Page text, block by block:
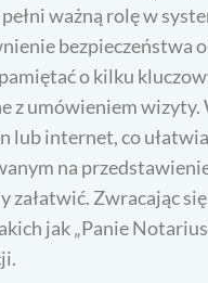
ważną rolę w
o kilku
z umówieniem
lub internet, co
na
załatwić. Zwracając
jak „Panie